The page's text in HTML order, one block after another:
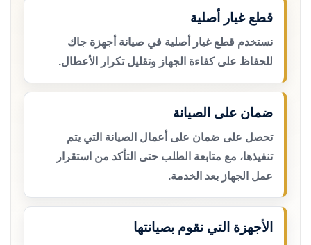
قطع غيار أصلية
نستخدم قطع غيار أصلية في صيانة أجهزة جاك
للحفاظ على كفاءة الجهاز وتقليل تكرار الأعطال.
ضمان على الصيانة
تحصل على ضمان على أعمال الصيانة التي يتم
تنفيذها، مع متابعة الطلب حتى التأكد من استقرار
عمل الجهاز بعد الخدمة.
الأجهزة التي نقوم بصيانتها